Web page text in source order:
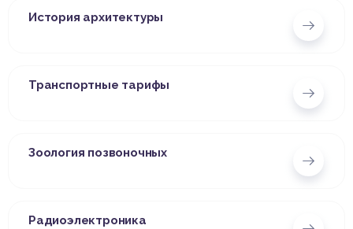
История архитектуры
Транспортные тарифы
Зоология позвоночных
Радиоэлектроника